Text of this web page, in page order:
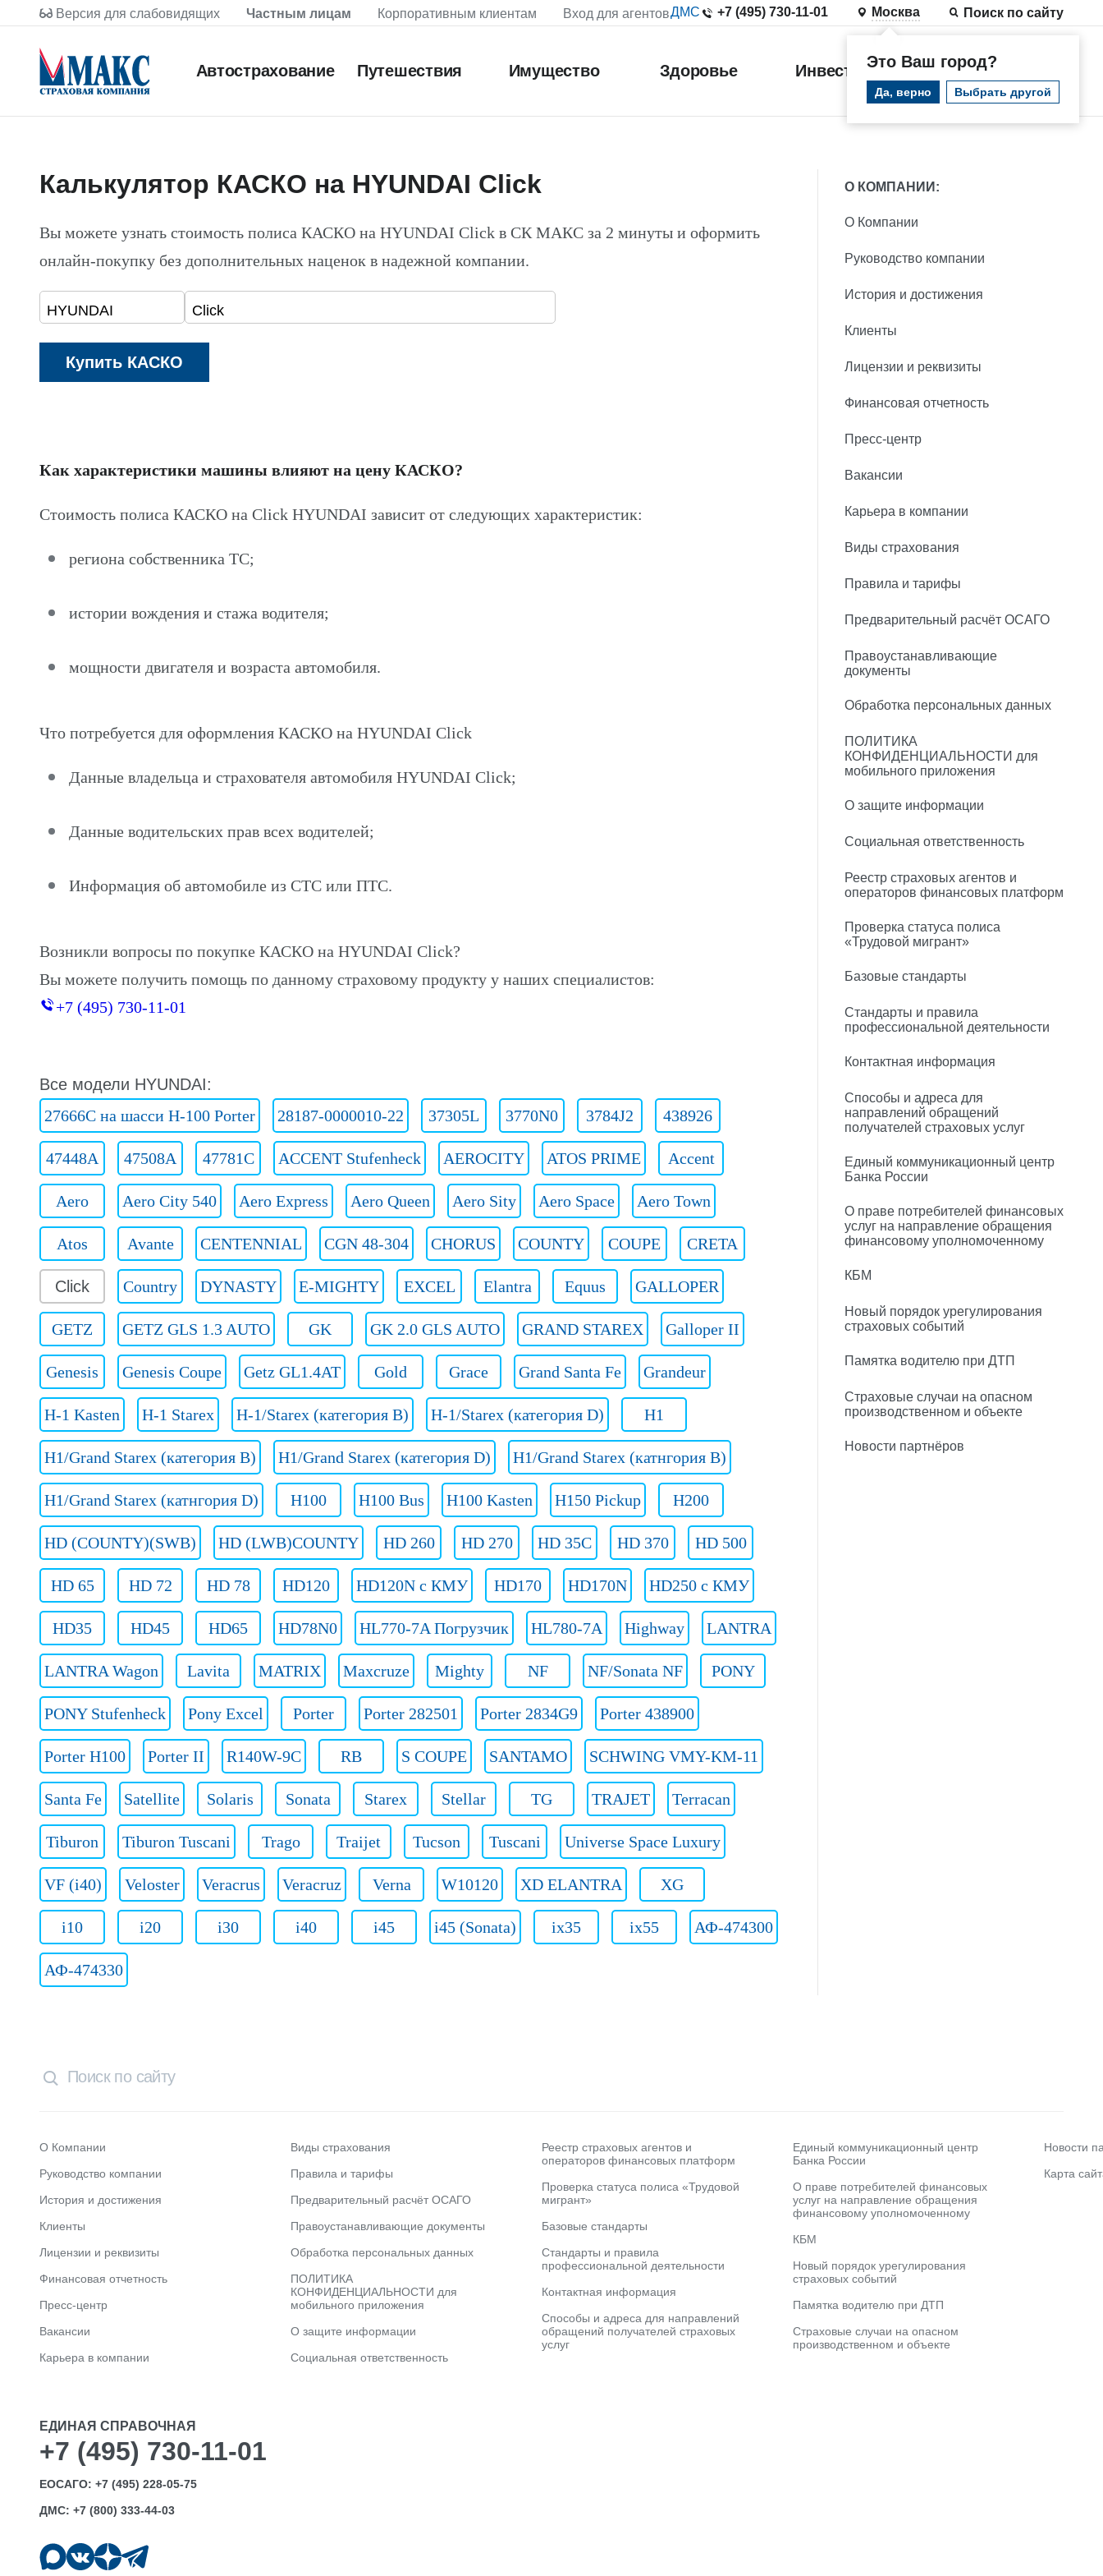
Версия для слабовидящих Частным лицам Корпоративным клиентам Вход для агентовДМС +7 (495) 730-11-01 Москва
Это Ваш город?
Да, верно Выбрать другой
Поиск по сайту
Автострахование Путешествия Имущество Здоровье Инвестиции
Калькулятор КАСКО на HYUNDAI Click
Вы можете узнать стоимость полиса КАСКО на HYUNDAI Click в СК МАКС за 2 минуты и оформить
онлайн-покупку без дополнительных наценок в надежной компании.
Как характеристики машины влияют на цену КАСКО?
Стоимость полиса КАСКО на Click HYUNDAI зависит от следующих характеристик:
региона собственника ТС;
истории вождения и стажа водителя;
мощности двигателя и возраста автомобиля.
Что потребуется для оформления КАСКО на HYUNDAI Click
Данные владельца и страхователя автомобиля HYUNDAI Click;
Данные водительских прав всех водителей;
Информация об автомобиле из СТС или ПТС.
Возникли вопросы по покупке КАСКО на HYUNDAI Click?
Вы можете получить помощь по данному страховому продукту у наших специалистов:
+7 (495) 730-11-01
Все модели HYUNDAI:
27666C на шасси H-100 Porter
28187-0000010-22 37305L 3770N0 3784J2 438926
47448A 47508A 47781C ACCENT Stufenheck AEROCITY ATOS PRIME Accent
Aero Aero City 540 Aero Express Aero Queen Aero Sity Aero Space Aero Town
Atos Avante CENTENNIAL CGN 48-304 CHORUS COUNTY COUPE CRETA
Click Country DYNASTY E-MIGHTY EXCEL Elantra Equus GALLOPER
GETZ GETZ GLS 1.3 AUTO GK GK 2.0 GLS AUTO GRAND STAREX Galloper II
Genesis Genesis Coupe Getz GL1.4AT Gold Grace Grand Santa Fe Grandeur
H-1 Kasten H-1 Starex H-1/Starex (категория B) H-1/Starex (категория D) H1
H1/Grand Starex (категория B) H1/Grand Starex (категория D) H1/Grand Starex (катнгория B)
H1/Grand Starex (катнгория D) H100 H100 Bus H100 Kasten H150 Pickup H200
HD (COUNTY)(SWB) HD (LWB)COUNTY HD 260 HD 270 HD 35C HD 370 HD 500
HD 65 HD 72 HD 78 HD120 HD120N с КМУ HD170 HD170N HD250 c КМУ
HD35 HD45 HD65 HD78N0 HL770-7A Погрузчик HL780-7A Highway LANTRA
LANTRA Wagon Lavita MATRIX Maxcruze Mighty NF NF/Sonata NF PONY
PONY Stufenheck Pony Excel Porter Porter 282501 Porter 2834G9 Porter 438900
Porter H100 Porter II R140W-9C RB S COUPE SANTAMO SCHWING VMY-KM-11
Santa Fe Satellite Solaris Sonata Starex Stellar TG TRAJET Terracan
Tiburon Tiburon Tuscani Trago Traijet Tucson Tuscani Universe Space Luxury
VF (i40) Veloster Veracrus Veracruz Verna W10120 XD ELANTRA XG
i10 i20 i30 i40 i45 i45 (Sonata) ix35 ix55 АФ-474300
АФ-474330
О КОМПАНИИ:
О Компании
Руководство компании
История и достижения
Клиенты
Лицензии и реквизиты
Финансовая отчетность
Пресс-центр
Вакансии
Карьера в компании
Виды страхования
Правила и тарифы
Предварительный расчёт ОСАГО
Правоустанавливающие
документы
Обработка персональных данных
ПОЛИТИКА
КОНФИДЕНЦИАЛЬНОСТИ для
мобильного приложения
О защите информации
Социальная ответственность
Реестр страховых агентов и
операторов финансовых платформ
Проверка статуса полиса
«Трудовой мигрант»
Базовые стандарты
Стандарты и правила
профессиональной деятельности
Контактная информация
Способы и адреса для
направлений обращений
получателей страховых услуг
Единый коммуникационный центр
Банка России
О праве потребителей финансовых
услуг на направление обращения
финансовому уполномоченному
КБМ
Новый порядок урегулирования
страховых событий
Памятка водителю при ДТП
Страховые случаи на опасном
производственном и объекте
Новости партнёров
О Компании
Руководство компании
История и достижения
Клиенты
Лицензии и реквизиты
Финансовая отчетность
Пресс-центр
Вакансии
Карьера в компании
Виды страхования
Правила и тарифы
Предварительный расчёт ОСАГО
Правоустанавливающие документы
Обработка персональных данных
ПОЛИТИКА
КОНФИДЕНЦИАЛЬНОСТИ для
мобильного приложения
О защите информации
Социальная ответственность
Реестр страховых агентов и
операторов финансовых платформ
Проверка статуса полиса «Трудовой
мигрант»
Базовые стандарты
Стандарты и правила
профессиональной деятельности
Контактная информация
Способы и адреса для направлений
обращений получателей страховых
услуг
Единый коммуникационный центр
Банка России
О праве потребителей финансовых
услуг на направление обращения
финансовому уполномоченному
КБМ
Новый порядок урегулирования
страховых событий
Памятка водителю при ДТП
Страховые случаи на опасном
производственном и объекте
Новости
Карта
ЕДИНАЯ СПРАВОЧНАЯ
+7 (495) 730-11-01
ЕОСАГО: +7 (495) 228-05-75
ДМС: +7 (800) 333-44-03